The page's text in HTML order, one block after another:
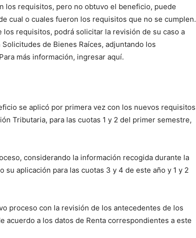
los requisitos, pero no obtuvo el beneficio, puede
cual o cuales fueron los requisitos que no se cumplen.
requisitos, podrá solicitar la revisión de su caso a
de Bienes Raíces, adjuntando los
más información, ingresar aquí.
se aplicó por primera vez con los nuevos requisitos
Tributaria, para las cuotas 1 y 2 del primer semestre,
considerando la información recogida durante la
su aplicación para las cuotas 3 y 4 de este año y 1 y 2
proceso con la revisión de los antecedentes de los
acuerdo a los datos de Renta correspondientes a este